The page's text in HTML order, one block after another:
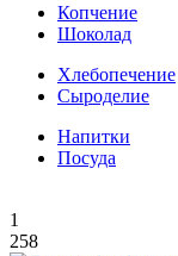
Копчение
Шоколад
Хлебопечение
Сыроделие
Напитки
Посуда
1
258